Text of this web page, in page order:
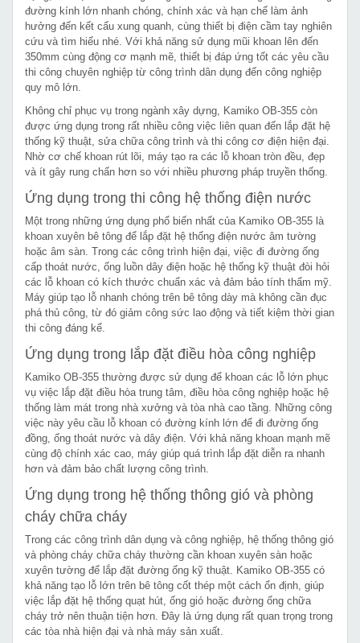
đường kính lớn nhanh chóng, chính xác và hạn chế làm ảnh
hưởng đến kết cấu xung quanh, cùng thiết bị điện cầm tay nghiên
cứu và tìm hiểu nhé. Với khả năng sử dụng mũi khoan lên đến
350mm cùng động cơ mạnh mẽ, thiết bị đáp ứng tốt các yêu cầu
thi công chuyên nghiệp từ công trình dân dụng đến công nghiệp
quy mô lớn.
Không chỉ phục vụ trong ngành xây dựng, Kamiko OB-355 còn
được ứng dụng trong rất nhiều công việc liên quan đến lắp đặt hệ
thống kỹ thuật, sửa chữa công trình và thi công cơ điện hiện đại.
Nhờ cơ chế khoan rút lõi, máy tạo ra các lỗ khoan tròn đều, đẹp
và ít gây rung chấn hơn so với nhiều phương pháp truyền thống.
Ứng dụng trong thi công hệ thống điện nước
Một trong những ứng dụng phổ biến nhất của Kamiko OB-355 là
khoan xuyên bê tông để lắp đặt hệ thống điện nước âm tường
hoặc âm sàn. Trong các công trình hiện đại, việc đi đường ống
cấp thoát nước, ống luồn dây điện hoặc hệ thống kỹ thuật đòi hỏi
các lỗ khoan có kích thước chuẩn xác và đảm bảo tính thẩm mỹ.
Máy giúp tạo lỗ nhanh chóng trên bê tông dày mà không cần đục
phá thủ công, từ đó giảm công sức lao động và tiết kiệm thời gian
thi công đáng kể.
Ứng dụng trong lắp đặt điều hòa công nghiệp
Kamiko OB-355 thường được sử dụng để khoan các lỗ lớn phục
vụ việc lắp đặt điều hòa trung tâm, điều hòa công nghiệp hoặc hệ
thống làm mát trong nhà xưởng và tòa nhà cao tầng. Những công
việc này yêu cầu lỗ khoan có đường kính lớn để đi đường ống
đồng, ống thoát nước và dây điện. Với khả năng khoan mạnh mẽ
cùng độ chính xác cao, máy giúp quá trình lắp đặt diễn ra nhanh
hơn và đảm bảo chất lượng công trình.
Ứng dụng trong hệ thống thông gió và phòng
cháy chữa cháy
Trong các công trình dân dụng và công nghiệp, hệ thống thông gió
và phòng cháy chữa cháy thường cần khoan xuyên sàn hoặc
xuyên tường để lắp đặt đường ống kỹ thuật. Kamiko OB-355 có
khả năng tạo lỗ lớn trên bê tông cốt thép một cách ổn định, giúp
việc lắp đặt hệ thống quạt hút, ống gió hoặc đường ống chữa
cháy trở nên thuận tiện hơn. Đây là ứng dụng rất quan trọng trong
các tòa nhà hiện đại và nhà máy sản xuất.